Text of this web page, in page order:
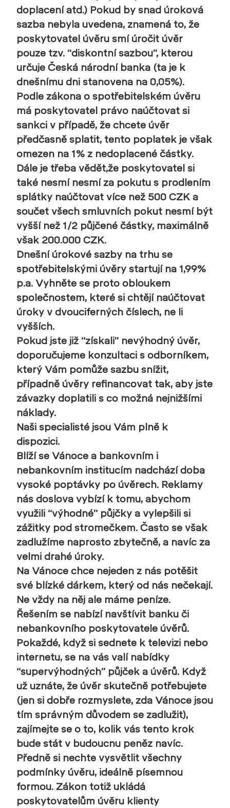
doplacení atd.) Pokud by snad úroková
sazba nebyla uvedena, znamená to, že
poskytovatel úvěru smí úročit úvěr
pouze tzv. “diskontní sazbou”, kterou
určuje Česká národní banka (ta je k
dnešnímu dni stanovena na 0,05%).
Podle zákona o spotřebitelském úvěru
má poskytovatel právo naúčtovat si
sankci v případě, že chcete úvěr
předčasně splatit, tento poplatek je však
omezen na 1% z nedoplacené částky.
Dále je třeba vědět,že poskytovatel si
také nesmí nesmí za pokutu s prodlením
splátky naúčtovat více než 500 CZK a
součet všech smluvních pokut nesmí být
vyšší než 1/2 půjčené částky, maximálně
však 200.000 CZK.
Dnešní úrokové sazby na trhu se
spotřebitelskými úvěry startují na 1,99%
p.a. Vyhněte se proto obloukem
společnostem, které si chtějí naúčtovat
úroky v dvouciferných číslech, ne li
vyšších.
Pokud jste již “získali” nevýhodný úvěr,
doporučujeme konzultaci s odborníkem,
který Vám pomůže sazbu snížit,
případně úvěry refinancovat tak, aby jste
závazky doplatili s co možná nejnižšími
náklady.
Naši specialisté jsou Vám plně k
dispozici.
Blížíse Vánoce a bankovním i
nebankovním institucím nadchází doba
vysoké poptávky po úvěrech. Reklamy
nás doslova vybízí k tomu, abychom
využili “výhodné” půjčky a vylepšili si
zážitky pod stromečkem. Často se však
zadlužíme naprosto zbytečně, a navíc za
velmi drahé úroky.
Na Vánoce chce nejeden z nás potěšit
své blízké dárkem, který od nás nečekají.
Ne vždy na něj ale máme peníze.
Řešením se nabízí navštívit banku či
nebankovního poskytovatele úvěrů.
Pokaždé, když si sednete k televizi nebo
internetu, se na vás valí nabídky
“supervýhodných” půjček a úvěrů. Když
už uznáte, že úvěr skutečně potřebujete
(jen si dobře rozmyslete, zda Vánoce jsou
tím správným důvodem se zadlužit),
zajímejte se o to, kolik vás tento krok
bude stát v budoucnu peněz navíc.
Předně si nechte vysvětlit všechny
podmínky úvěru, ideálně písemnou
formou. Zákon totiž ukládá
poskytovatelům úvěru klienty